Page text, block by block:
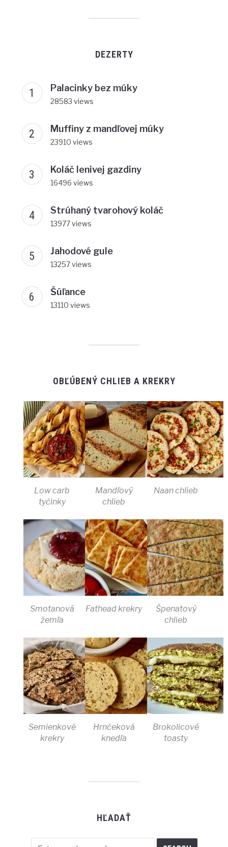
DEZERTY
Palacinky bez múky
28583 views
Muffiny z mandľovej múky
23910 views
Koláč lenivej gazdiny
16496 views
Strúhaný tvarohový koláč
13977 views
Jahodové gule
13257 views
Šúľance
13110 views
OBĽÚBENÝ CHLIEB A KREKRY
Low carb
tyčinky
Mandľový
chlieb
Naan chlieb
Smotanová
žemľa
Fathead krekry
Špenatový
chlieb
Semienkové
krekry
Hrnčeková
knedľa
Brokolicové
toasty
HĽADAŤ